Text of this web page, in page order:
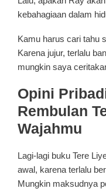
kebahagiaan dalam
Kamu harus cari tahu
Karena jujur, terlalu
mungkin saya
Opini
Rembulan
Wajahmu
Lagi-lagi buku Tere
awal, karena terlalu
Mungkin maksudnya